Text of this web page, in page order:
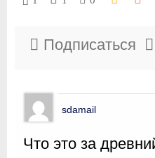
Подписаться
sdamail
Что это за